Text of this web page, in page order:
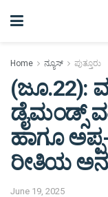
Home ನ್ಯೂಸ್ ಪುತ್ತೂರು
(ಜೂ.22):
ಡೈಮಂಡ್ಸ್
ಹಾಗೂ
ರೀತಿಯ
June 19, 2025